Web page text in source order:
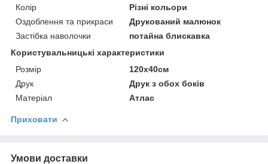
Колір
Різні кольори
Оздоблення та прикраси
Друкований малюнок
Застібка наволочки
потайна блискавка
Користувальницькі характеристики
Розмір
120х40см
Друк
Друк з обох боків
Матеріал
Атлас
Приховати
Умови доставки